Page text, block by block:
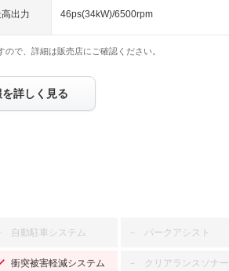
出力 46ps(34kW)/6500rpm
で、詳細は販売店にご確認ください。
詳しく見る
自動駐車システム － パークアシスト
衝突被害軽減システム － クリアランスソナー